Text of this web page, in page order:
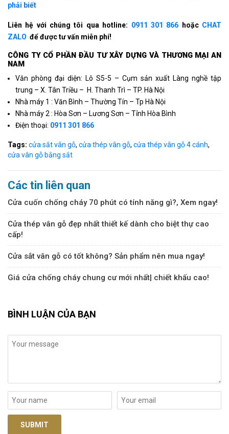
phải biết
Liên hệ với chúng tôi qua hotline: 0911 301 866 hoặcCHAT
ZALO để được tư vấn miễn phí!
CÔNG TY CỔ PHẦN ÐẦU TƯ XÂY DỰNG VÀ THƯƠNG MẠI AN
NAM
Văn phòng đại diện: Lô S5-5 – Cụm sản xuất Làng nghề tập
trung – X. Tân Triều – H. Thanh Trì – TP. Hà Nội
Nhà máy 1 : Văn Bình – Thường Tín – Tp Hà Nội
Nhà máy 2 : Hòa Sơn – Lương Sơn – Tỉnh Hòa Bình
Điện thoại: 0911 301 866
Tags: cửa sắt vân gỗ, cửa thép vân gỗ, cửa thép vân gỗ 4 cánh,
cửa vân gỗ bằng sắt
Các tin liên quan
Cửa cuốn chống cháy 70 phút có tính năng gì?, Xem ngay!
Cửa thép vân gỗ đẹp nhất thiết kế dành cho biệt thự cao
cấp!
Cửa sắt vân gỗ có tốt không? Sản phẩm nên mua ngay!
Giá cửa chống cháy chung cư mới nhất| chiết khấu cao!
BÌNH LUẬN CỦA BẠN